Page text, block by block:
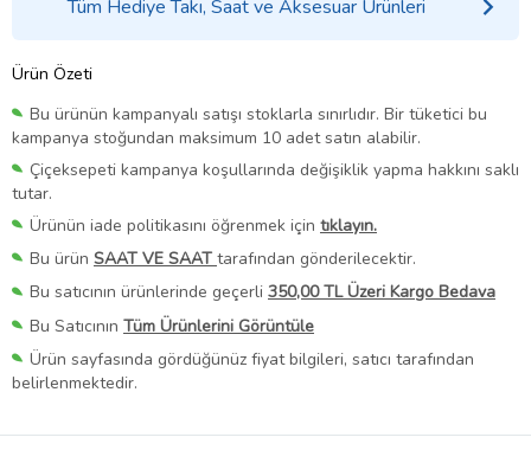
Tüm Hediye Takı, Saat ve Aksesuar Ürünleri
Ürün Özeti
Bu ürünün kampanyalı satışı stoklarla sınırlıdır. Bir tüketici bu
kampanya stoğundan maksimum 10 adet satın alabilir.
Çiçeksepeti kampanya koşullarında değişiklik yapma hakkını saklı
tutar.
Ürünün iade politikasını öğrenmek için tıklayın.
Bu ürün SAAT VE SAAT tarafından gönderilecektir.
Bu satıcının ürünlerinde geçerli 350,00 TL Üzeri Kargo Bedava
Bu Satıcının Tüm Ürünlerini Görüntüle
Ürün sayfasında gördüğünüz fiyat bilgileri, satıcı tarafından
belirlenmektedir.